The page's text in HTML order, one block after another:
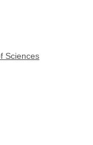
Sciences